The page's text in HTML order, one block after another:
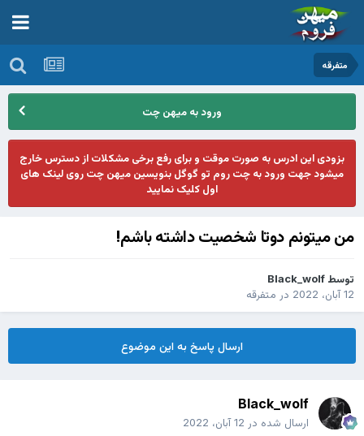
متفرقه
ورود به میهن چت
بزودی این ادرس به صورت موقت و برای رفع برخی مشکلات از دسترس خارج
میشود جهت ورود به چت روم تو گوگل بنویسین میهن چت روی لینک های
اول کلیک نمایید
من میتونم دوتا شخصیت داشته باشم!
توسط Black_wolf
12 آبان، 2022
در متفرقه
ارسال پاسخ به این موضوع
Black_wolf
ارسال شده در 12 آبان، 2022